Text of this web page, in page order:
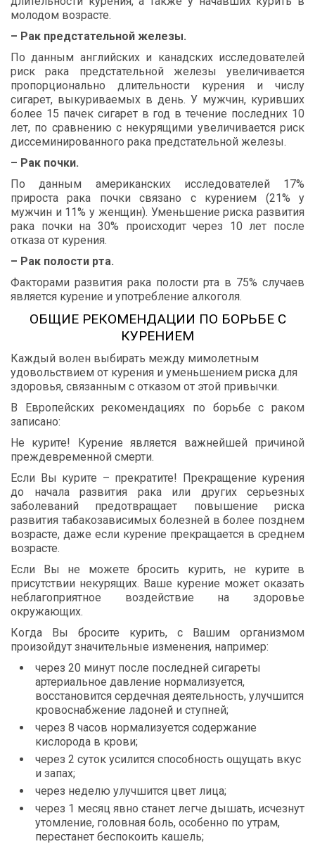
молодом возрасте.
– Рак предстательной железы.
По данным английских и канадских исследователей
риск
рака предстательной железы
увеличивается
пропорционально
длительности курения и
числу
сигарет, выкуриваемых в день. У мужчин, куривших
более 15 пачек сигарет в год в течение последних 10
лет, по сравнению с некурящими увеличивается риск
диссеминированного рака предстательной железы.
– Рак почки.
По
данным американских исследователей 17%
прироста
рака почки связано с курением (21%у
мужчин и 11%у женщин). Уменьшение риска развития
рака почки на 30% происходит через 10 лет после
отказа от курения.
– Рак полости рта.
Факторами развития рака полости рта в 75% случаев
является курение и употребление алкоголя.
ОБЩИЕ РЕКОМЕНДАЦИИ ПО БОРЬБЕ С
КУРЕНИЕМ
Каждый волен выбирать между мимолетным
удовольствием от курения и уменьшением риска для
здоровья, связанным с отказом от этой привычки.
В
Европейских рекомендациях по борьбе с раком
записано:
Не
курите! Курение является важнейшей
причиной
преждевременной смерти.
Если Вы курите – прекратите! Прекращение курения
до
начала развития рака или других
серьезных
заболеваний
предотвращает повышение
риска
развития табакозависимых болезней в более позднем
возрасте, даже если курение прекращается в среднем
возрасте.
Если
Вы не можете бросить курить, не курите
в
присутствии некурящих. Ваше курение может оказать
неблагоприятное
воздействие на
здоровье
окружающих.
Когда
Вы бросите курить, с Вашим
организмом
произойдут значительные изменения, например:
через 20 минут после последней сигареты
артериальное давление нормализуется,
восстановится сердечная деятельность, улучшится
кровоснабжение ладоней и ступней;
через 8 часов нормализуется содержание
кислорода в крови;
через 2 суток усилится способность ощущать вкус
и запах;
через неделю улучшится цвет лица;
через 1 месяц явно станет легче дышать, исчезнут
утомление, головная боль, особенно по утрам,
перестанет беспокоить кашель;